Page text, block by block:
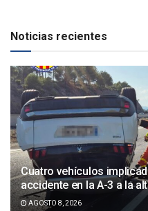
Noticias recientes
Cuatro vehículos
accidente en la A-3 a la
AGOSTO 8, 2026